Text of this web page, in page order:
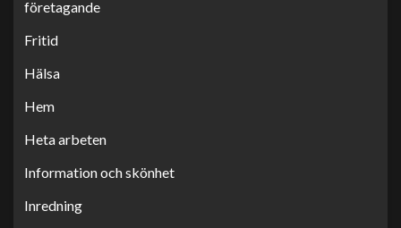
företagande
Fritid
Hälsa
Hem
Heta arbeten
Information och skönhet
Inredning